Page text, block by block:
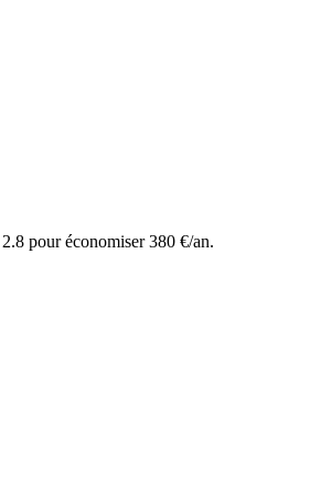
pour économiser 380 €/an.